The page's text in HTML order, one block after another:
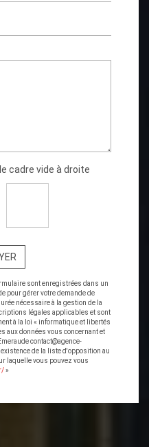
cadre vide à droite
sont enregistrées dans un
pour gérer votre demande de
nécessaire à la gestion de la
légales applicables et sont
à la loi « informatique et libertés
aux données vous concernant et
contact@agence-
de la liste d'opposition au
laquelle vous pouvez vous
»